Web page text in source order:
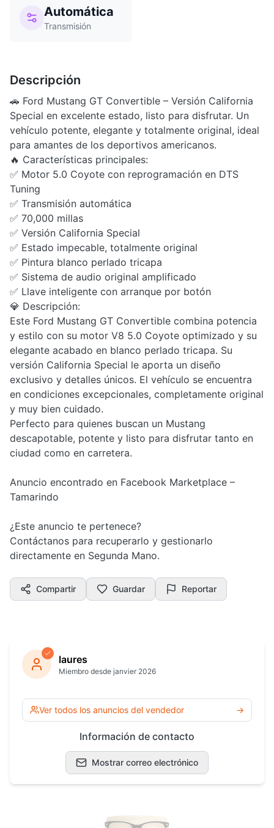
Automática
Transmisión
Descripción
🚗 Ford Mustang GT Convertible – Versión California
Special en excelente estado, listo para disfrutar. Un
vehículo potente, elegante y totalmente original, ideal
para amantes de los deportivos americanos.
🔥 Características principales:
✅ Motor 5.0 Coyote con reprogramación en DTS
Tuning
✅ Transmisión automática
✅ 70,000 millas
✅ Versión California Special
✅ Estado impecable, totalmente original
✅ Pintura blanco perlado tricapa
✅ Sistema de audio original amplificado
✅ Llave inteligente con arranque por botón
💎 Descripción:
Este Ford Mustang GT Convertible combina potencia
y estilo con su motor V8 5.0 Coyote optimizado y su
elegante acabado en blanco perlado tricapa. Su
versión California Special le aporta un diseño
exclusivo y detalles únicos. El vehículo se encuentra
en condiciones excepcionales, completamente original
y muy bien cuidado.
Perfecto para quienes buscan un Mustang
descapotable, potente y listo para disfrutar tanto en
ciudad como en carretera.
Anuncio encontrado en Facebook Marketplace –
Tamarindo
¿Este anuncio te pertenece?
Contáctanos para recuperarlo y gestionarlo
directamente en Segunda Mano.
Compartir Guardar Reportar
laures
Miembro desde janvier 2026
Ver todos los anuncios del vendedor →
Información de contacto
Mostrar correo electrónico